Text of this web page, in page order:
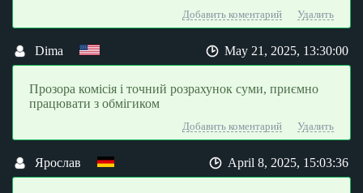
Добавить коментарий Удалить
Dima May 21, 2025, 13:30:00
Прозора комісія і точний розрахунок суми, приємно
працювати з обмiгиком
Добавить коментарий Удалить
Ярослав April 8, 2025, 15:03:36